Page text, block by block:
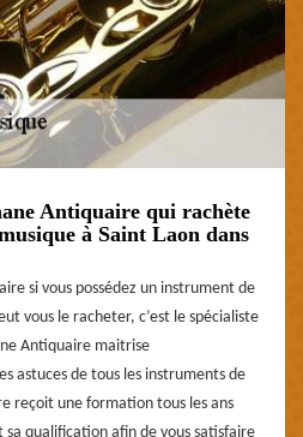
Antiquaire qui rachète
à Saint Laon dans
si vous possédez un instrument de
vous le racheter, c’est le spécialiste
Antiquaire maitrise
astuces de tous les instruments de
reçoit une formation tous les ans
qualification afin de vous satisfaire